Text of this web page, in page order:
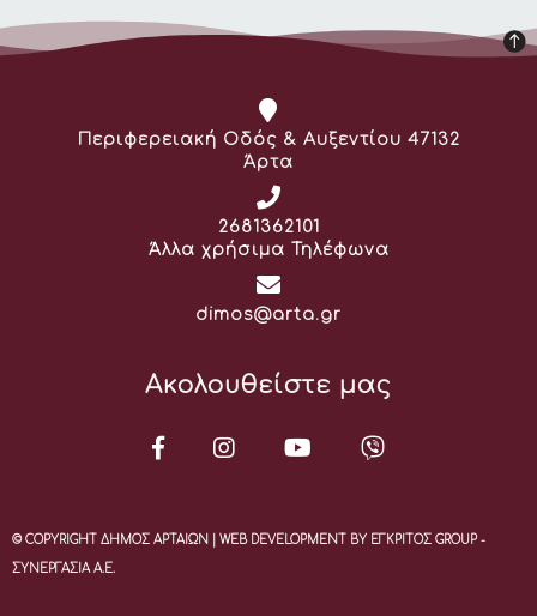
Διεύθυνση:
Περιφερειακή Οδός & Αυξεντίου 47132
Άρτα
Τηλέφωνο:
2681362101
Άλλα χρήσιμα Τηλέφωνα
Email:
dimos@arta.gr
Ακολουθείστε μας
© COPYRIGHT ΔΗΜΟΣ ΑΡΤΑΙΩΝ | WEB DEVELOPMENT BY ΕΓΚΡΙΤΟΣ GROUP -
ΣΥΝΕΡΓΑΣΙΑ Α.Ε.